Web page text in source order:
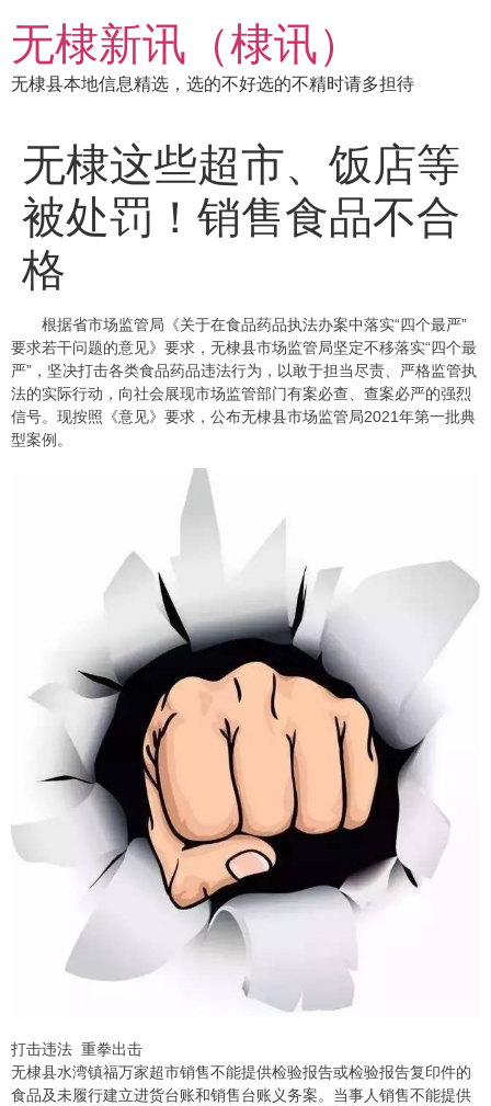
到
内
容
无棣新讯（棣讯）
无棣县本地信息精选，选的不好选的不精时请多担待
无棣这些超市、饭店等
被处罚！销售食品不合
格
根据省市场监管局《关于在食品药品执法办案中落实“四个最严”
要求若干问题的意见》要求，无棣县市场监管局坚定不移落实“四个最
严”，坚决打击各类食品药品违法行为，以敢于担当尽责、严格监管执
法的实际行动，向社会展现市场监管部门有案必查、查案必严的强烈
信号。现按照《意见》要求，公布无棣县市场监管局2021年第一批典
型案例。
打击违法 重拳出击
无棣县水湾镇福万家超市销售不能提供检验报告或检验报告复印件的
食品及未履行建立进货台账和销售台账义务案。当事人销售不能提供